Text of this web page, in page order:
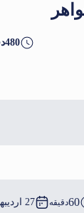
480
60دقیقه 27 اردیبهشت 15:00 - 27 اردیبهشت 16:00